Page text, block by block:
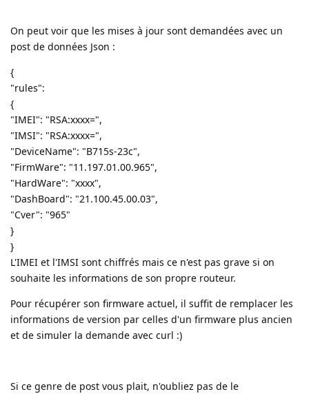
On peut voir que les mises à jour sont demandées avec un
post de données Json :
{
"rules":
{
"IMEI": "RSA:xxxx=",
"IMSI": "RSA:xxxx=",
"DeviceName": "B715s-23c",
"FirmWare": "11.197.01.00.965",
"HardWare": "xxxx",
"DashBoard": "21.100.45.00.03",
"Cver": "965"
}
}
L'IMEI et l'IMSI sont chiffrés mais ce n'est pas grave si on
souhaite les informations de son propre routeur.
Pour récupérer son firmware actuel, il suffit de remplacer les
informations de version par celles d'un firmware plus ancien
et de simuler la demande avec curl :)
Si ce genre de post vous plait, n'oubliez pas de le